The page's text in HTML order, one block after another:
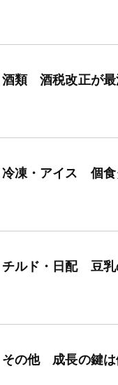
酒類 酒税改正が最
凍・アイス 個食
ルド・日配 豆乳
その他 成長の鍵